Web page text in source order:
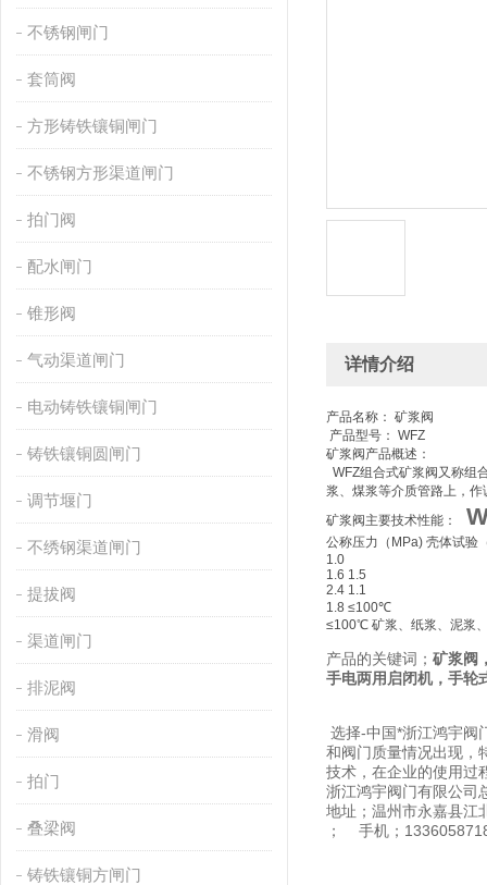
不锈钢闸门
套筒阀
方形铸铁镶铜闸门
不锈钢方形渠道闸门
拍门阀
配水闸门
锥形阀
气动渠道闸门
电动铸铁镶铜闸门
铸铁镶铜圆闸门
调节堰门
不绣钢渠道闸门
提拔阀
渠道闸门
排泥阀
滑阀
拍门
叠梁阀
铸铁镶铜方闸门
详情介绍
产品名称： 矿浆阀
产品型号： WFZ
矿浆阀产品概述：
WFZ组合式矿浆阀又称组
浆、煤浆等介质管路上，
矿浆阀主要技术性能：
公称压力（MPa) 壳体试验
1.0
1.6 1.5
2.4 1.1
1.8 ≤100℃
≤100℃ 矿浆、纸浆、泥浆
产品的关键词； 矿浆阀
手电两用启闭机，手轮
选择-中国*浙江鸿宇阀
和阀门质量情况出现，
技术，在企业的使用过
浙江鸿宇阀门有限公司
地址；温州市永嘉县江
； 手机；